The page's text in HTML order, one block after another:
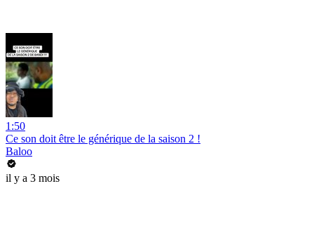
1:50
Ce son doit être le générique de la saison 2 !
Baloo
il y a 3 mois